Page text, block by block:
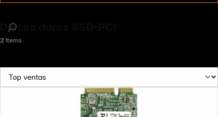
Discos duros SSD-PCI
2 Items